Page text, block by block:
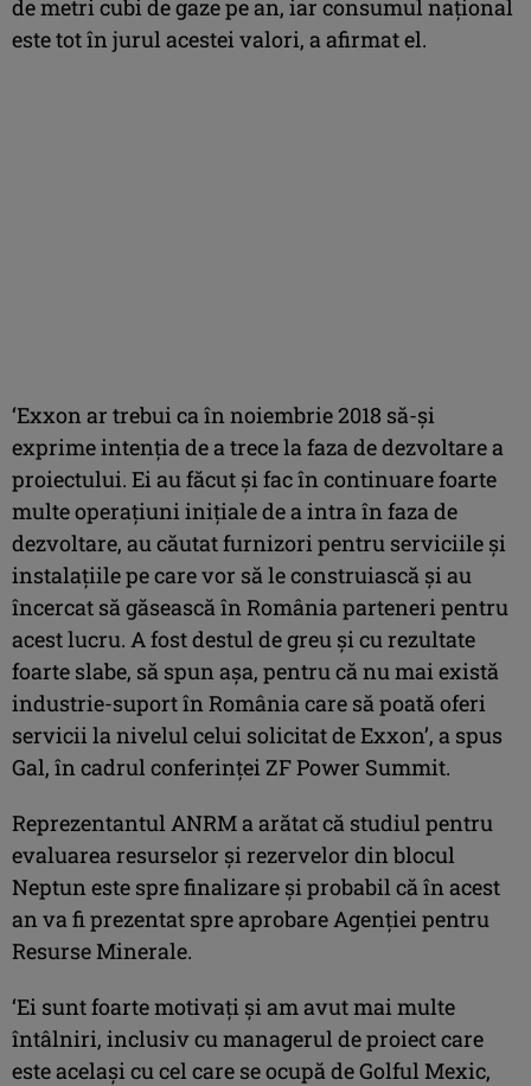
de metri cubi de gaze pe an, iar consumul naţional
este tot în jurul acestei valori, a afirmat el.
‘Exxon ar trebui ca în noiembrie 2018 să-şi
exprime intenţia de a trece la faza de dezvoltare a
proiectului. Ei au făcut şi fac în continuare foarte
multe operaţiuni iniţiale de a intra în faza de
dezvoltare, au căutat furnizori pentru serviciile şi
instalaţiile pe care vor să le construiască şi au
încercat să găsească în România parteneri pentru
acest lucru. A fost destul de greu şi cu rezultate
foarte slabe, să spun aşa, pentru că nu mai există
industrie-suport în România care să poată oferi
servicii la nivelul celui solicitat de Exxon’, a spus
Gal, în cadrul conferinţei ZF Power Summit.
Reprezentantul ANRM a arătat că studiul pentru
evaluarea resurselor şi rezervelor din blocul
Neptun este spre finalizare şi probabil că în acest
an va fi prezentat spre aprobare Agenţiei pentru
Resurse Minerale.
‘Ei sunt foarte motivaţi şi am avut mai multe
întâlniri, inclusiv cu managerul de proiect care
este acelaşi cu cel care se ocupă de Golful Mexic,